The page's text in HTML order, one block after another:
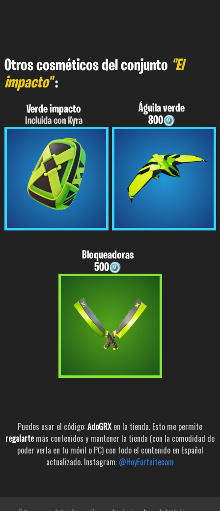
Otros cosméticos del conjunto "El
impacto":
Verde impacto
Incluida con Kyra
Águila verde
800
Bloqueadoras
500
Puedes usar el código:AdoGRXen la tienda. Esto me permite
regalartemás contenidos y mantener la tienda (con la comodidad de
poder verla en tu móvil o PC) con todo el contenido en Español
actualizado. Instagram: @HoyFortnitecom